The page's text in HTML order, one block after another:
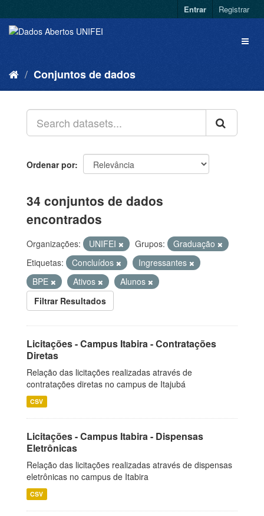
Entrar Registrar
Conjuntos de dados
Ordenar por
34 conjuntos de dados
encontrados
Organizações: UNIFEI Grupos:
Graduação
Etiquetas:
Concluídos
Ingressantes
BPE
Ativos
Alunos
Filtrar Resultados
Licitações - Campus Itabira - Contratações
Diretas
Relação das licitações realizadas através de
contratações diretas no campus de Itajubá
CSV
Licitações - Campus Itabira - Dispensas
Eletrônicas
Relação das licitações realizadas através de dispensas
eletrônicas no campus de Itabira
CSV